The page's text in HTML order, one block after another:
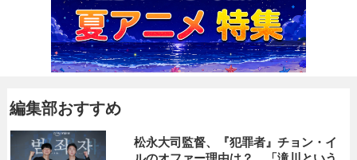
編集部おすすめ
松永大司監督、『犯罪者』チョン・イ